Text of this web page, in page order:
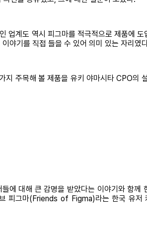
업계도 역시 피그마를 적극적으로 제품에 도
야기를 직접 들을 수 있어 의미 있는 자리였
주목해 볼 제품을 유키 야마시타 CPO의
에 대해 큰 감명을 받았다는 이야기와 함께
피그마(Friends of Figma)라는 한국 유저